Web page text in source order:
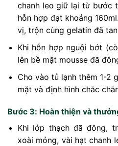
chanh leo giữ lại từ bước
hỗn hợp đạt khoảng
vị, trộn cùng gelatin đã
Khi hỗn hợp nguội bớt
lên bề mặt mousse đã
Cho vào tủ lạnh thêm 1-2
mặt và định hình chắc
Bước 3: Hoàn thiện và
Khi lớp thạch đã đông,
xoài mỏng, vài hạt chanh